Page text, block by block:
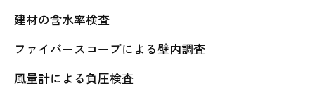
建材の含水率検査
ファイバースコープによる壁内調査
風量計による負圧検査